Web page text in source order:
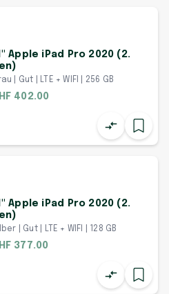
Apple iPad Pro 2020 (2.
| Gut | LTE + WIFI | 256 GB
402.00
Apple iPad Pro 2020 (2.
| Gut | LTE + WIFI | 128 GB
377.00